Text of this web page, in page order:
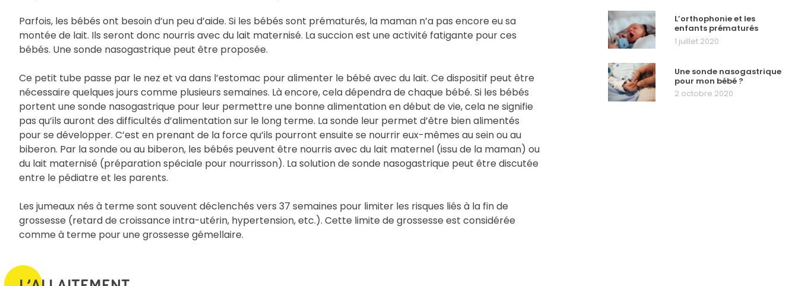
L’orthophonie et les
enfants prématurés
1 juillet 2020
Une sonde nasogastrique
pour mon bébé ?
2 octobre 2020
Parfois, les bébés ont besoin d’un peu d’aide. Si les bébés sont prématurés, la maman n’a pas encore eu sa
montée de lait. Ils seront donc nourris avec du lait maternisé. La succion est une activité fatigante pour ces
bébés. Une sonde nasogastrique peut être proposée.
Ce petit tube passe par le nez et va dans l’estomac pour alimenter le bébé avec du lait. Ce dispositif peut être
nécessaire quelques jours comme plusieurs semaines. Là encore, cela dépendra de chaque bébé. Si les bébés
portent une sonde nasogastrique pour leur permettre une bonne alimentation en début de vie, cela ne signifie
pas qu’ils auront des difficultés d’alimentation sur le long terme. La sonde leur permet d’être bien alimentés
pour se développer. C’est en prenant de la force qu’ils pourront ensuite se nourrir eux-mêmes au sein ou au
biberon. Par la sonde ou au biberon, les bébés peuvent être nourris avec du lait maternel (issu de la maman) ou
du lait maternisé (préparation spéciale pour nourrisson). La solution de sonde nasogastrique peut être discutée
entre le pédiatre et les parents.
Les jumeaux nés à terme sont souvent déclenchés vers 37 semaines pour limiter les risques liés à la fin de
grossesse (retard de croissance intra-utérin, hypertension, etc.). Cette limite de grossesse est considérée
comme à terme pour une grossesse gémellaire.